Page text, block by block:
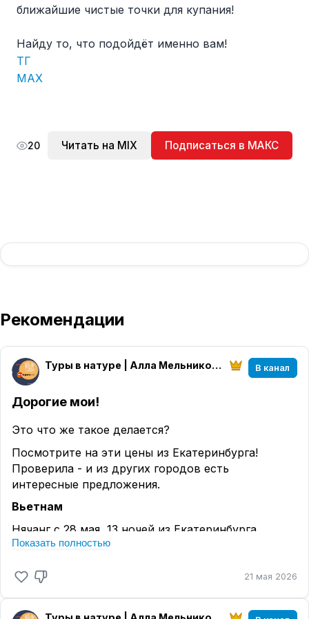
ближайшие чистые точки для купания!
Найду то, что подойдёт именно вам!
ТГ
МАХ
20 Читать на MIX Подписаться в МАКС
Рекомендации
Туры в натуре | Алла Мельникова В канал
Дорогие мои!
Это что же такое делается?
Посмотрите на эти цены из Екатеринбурга!
Проверила - и из других городов есть
интересные предложения.
Вьетнам
Нячанг с 28 мая, 13 ночей из Екатеринбурга
завтраки, 2 взрослых :
- La Casa Hotel Nha Trang 3*,
132 188 RUB
- Libra Nha Trang Hotel 4*
144 912 RUB
Показать полностью
21 мая 2026